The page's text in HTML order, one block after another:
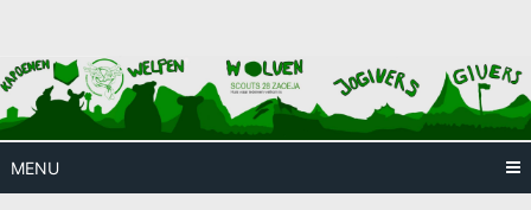
content
Scouts
28
Zaoeja
MENU